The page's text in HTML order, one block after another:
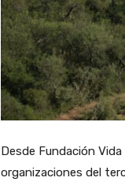
Desde Fundación
organizaciones del